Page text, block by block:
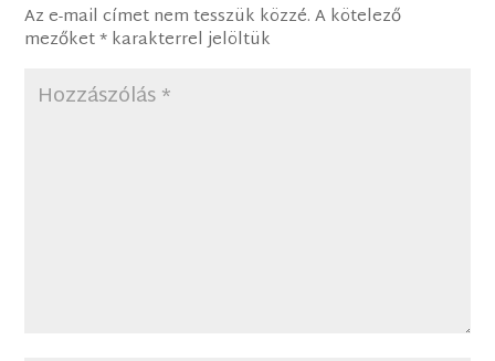
Az e-mail címet nem tesszük közzé. A kötelező
mezőket*karakterrel jelöltük